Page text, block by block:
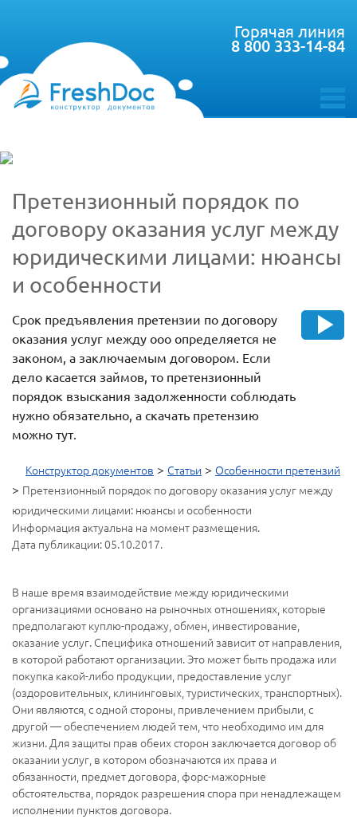
toggle
Горячая линия
8 800 333-14-84
Претензионный порядок по
договору оказания услуг между
юридическими лицами: нюансы
и особенности
Срок предъявления претензии по договору
оказания услуг между ооо определяется не
законом, а заключаемым договором. Если
дело касается займов, то претензионный
порядок взыскания задолженности соблюдать
нужно обязательно, а скачать претензию
можно тут.
Конструктор документов > Статьи > Особенности претензий
> Претензионный порядок по договору оказания услуг между
юридическими лицами: нюансы и особенности
Информация актуальна на момент размещения.
Дата публикации: 05.10.2017.
В наше время взаимодействие между юридическими
организациями основано на рыночных отношениях, которые
предполагают куплю-продажу, обмен, инвестирование,
оказание услуг. Специфика отношений зависит от направления,
в которой работают организации. Это может быть продажа или
покупка какой-либо продукции, предоставление услуг
(оздоровительных, клининговых, туристических, транспортных).
Они являются, с одной стороны, привлечением прибыли, с
другой — обеспечением людей тем, что необходимо им для
жизни. Для защиты прав обеих сторон заключается договор об
оказании услуг, в котором обозначаются их права и
обязанности, предмет договора, форс-мажорные
обстоятельства, порядок разрешения спора при ненадлежащем
исполнении пунктов договора.